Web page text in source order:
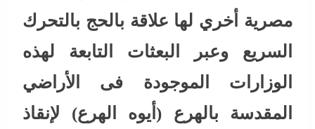
مصرية أخري لها علاقة بالحج بالتحرك
السريع وعبر البعثات التابعة لهذه
الوزارات الموجودة فى الأراضي
المقدسة بالهرع (أيوه الهرع) لإنقاذ